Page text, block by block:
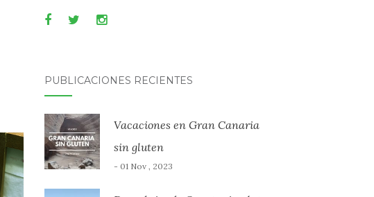
PUBLICACIONES RECIENTES
Vacaciones en Gran Canaria
sin gluten
- 01 Nov , 2023